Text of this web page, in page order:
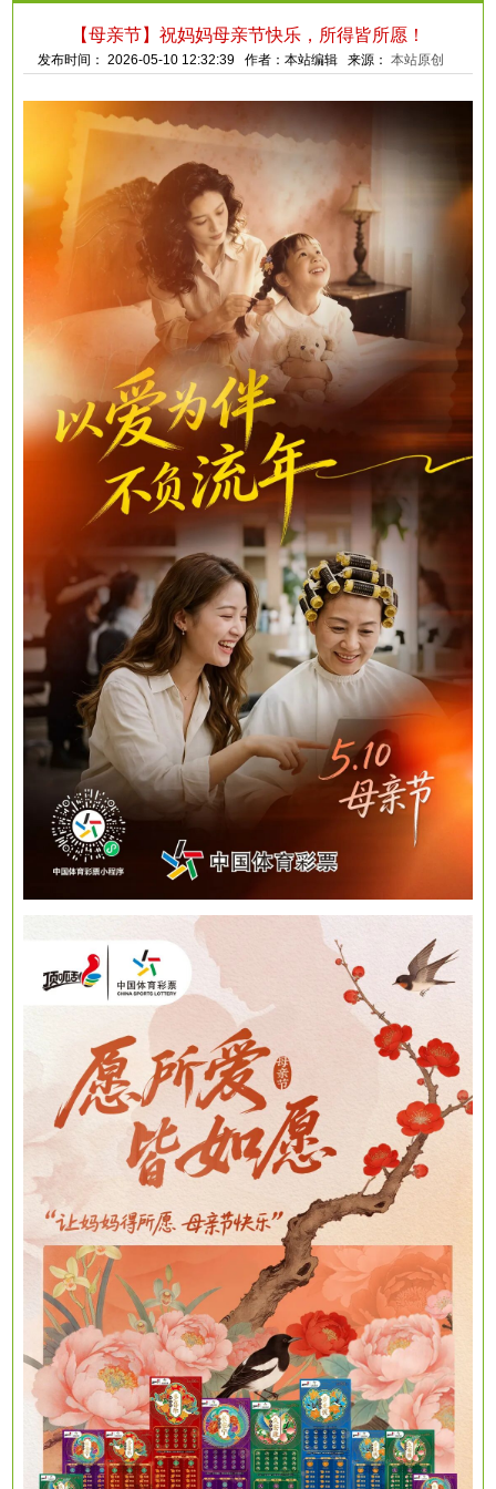
【母亲节】祝妈妈母亲节快乐，所得皆所愿！
发布时间： 2026-05-10 12:32:39 作者：本站编辑 来源：本站原创